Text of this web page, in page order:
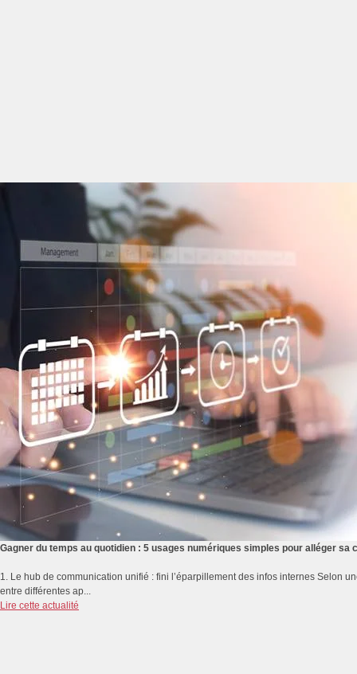
Gagner du temps au quotidien : 5 usages numériques simples pour alléger sa
1. Le hub de communication unifié : fini l’éparpillement des infos internes Selon
entre différentes ap...
Lire cette actualité